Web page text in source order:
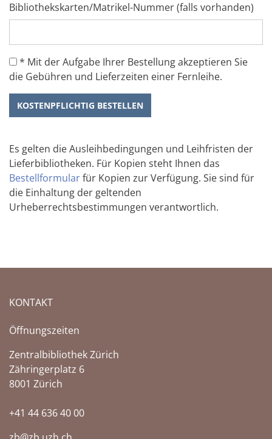
Bibliothekskarten/Matrikel-Nummer (falls vorhanden)
* Mit der Aufgabe Ihrer Bestellung akzeptieren Sie
die Gebühren und Lieferzeiten einer Fernleihe.
KOSTENPFLICHTIG BESTELLEN
Es gelten die Ausleihbedingungen und Leihfristen der
Lieferbibliotheken. Für Kopien steht Ihnen das
Bestellformularfür Kopien zur Verfügung. Sie sind für
die Einhaltung der geltenden
Urheberrechtsbestimmungen verantwortlich.
KONTAKT
Öffnungszeiten
Zentralbibliothek Zürich
Zähringerplatz 6
8001 Zürich
+41 44 636 40 00